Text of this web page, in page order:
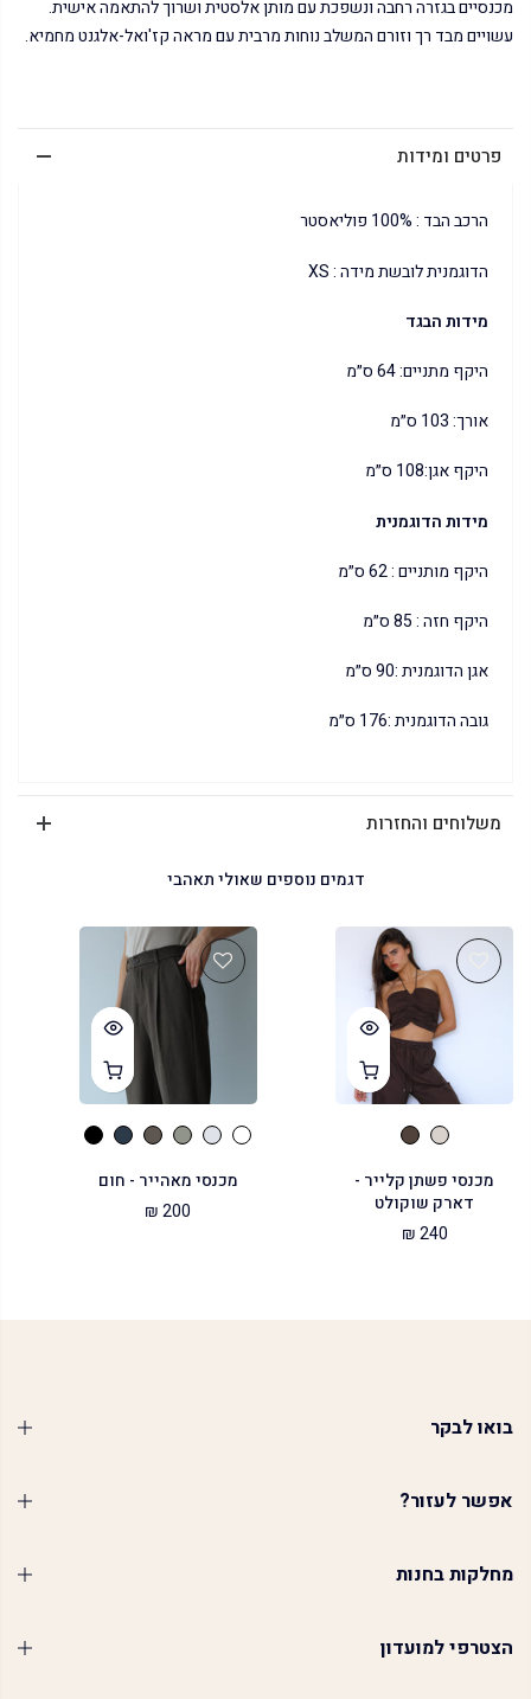
מכנסיים בגזרה רחבה ונשפכת עם מותן אלסטית ושרוך להתאמה אישית.
עשויים מבד רך וזורם המשלב נוחות מרבית עם מראה קז'ואל-אלגנט מחמיא.
פרטים ומידות
הרכב הבד : 100% פוליאסטר
הדוגמנית לובשת מידה : XS
מידות הבגד
היקף מתניים: 64 ס״מ
אורך: 103 ס״מ
היקף אגן:108 ס״מ
מידות הדוגמנית
היקף מותניים : 62 ס״מ
היקף חזה : 85 ס״מ
אגן הדוגמנית :90 ס״מ
גובה הדוגמנית :176 ס״מ
משלוחים והחזרות
דגמים נוספים שאולי תאהבי
מכנסי פשתן קלייר -
דארק שוקולט
240 ₪
מכנסי מאהייר - חום
200 ₪
בואו לבקר
אפשר לעזור?
מחלקות בחנות
הצטרפי למועדון